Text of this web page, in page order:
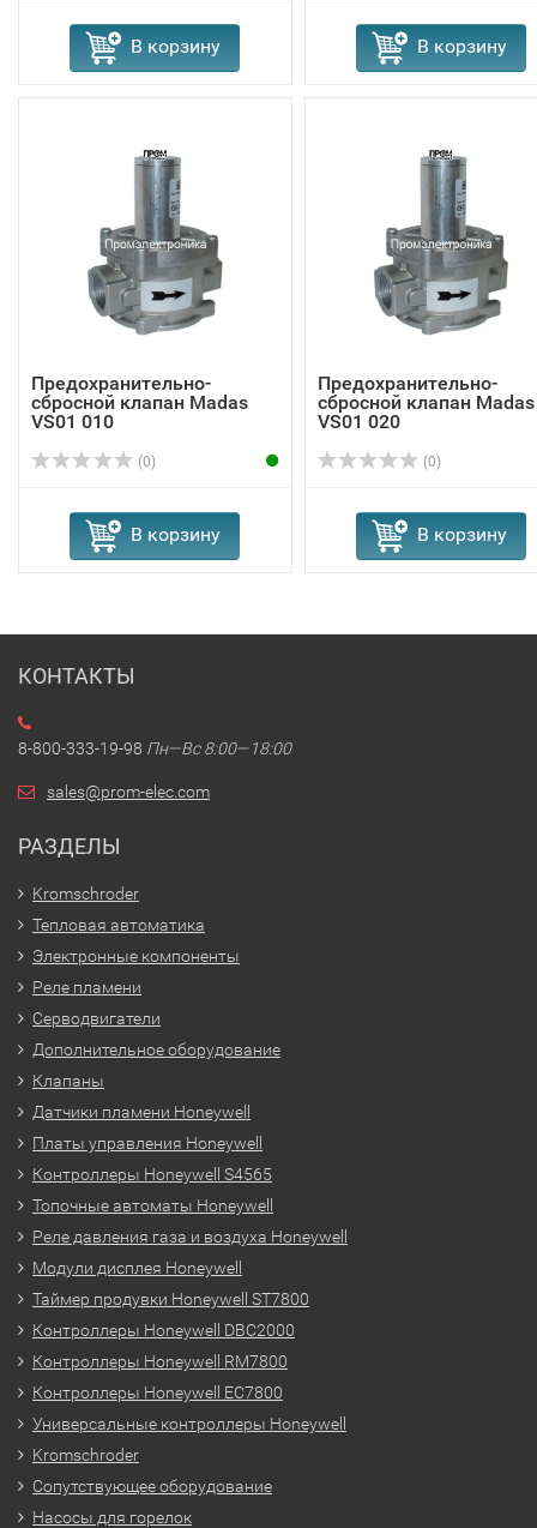
В корзину В корзину
Предохранительно-
сбросной клапан Madas
VS01 010
(0)
В корзину
Предохранительно-
сбросной клапан Madas
VS01 020
(0)
В корзину
КОНТАКТЫ
8-800-333-19-98 Пн—Вс 8:00—18:00
sales@prom-elec.com
РАЗДЕЛЫ
Kromschroder
Тепловая автоматика
Электронные компоненты
Реле пламени
Серводвигатели
Дополнительное оборудование
Клапаны
Датчики пламени Honeywell
Платы управления Honeywell
Контроллеры Honeywell S4565
Топочные автоматы Honeywell
Реле давления газа и воздуха Honeywell
Модули дисплея Honeywell
Таймер продувки Honeywell ST7800
Контроллеры Honeywell DBC2000
Контроллеры Honeywell RM7800
Контроллеры Honeywell EC7800
Универсальные контроллеры Honeywell
Kromschroder
Сопутствующее оборудование
Насосы для горелок